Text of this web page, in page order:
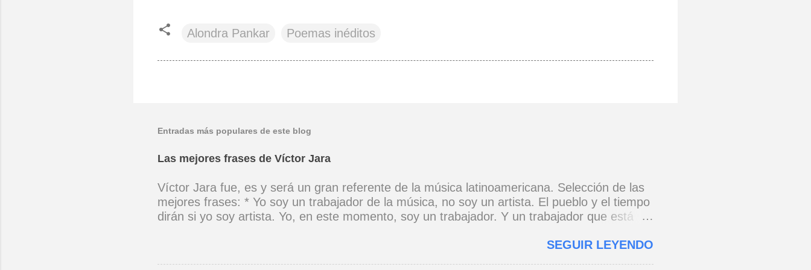
Alondra Pankar Poemas inéditos
Entradas más populares de este blog
Las mejores frases de Víctor Jara
Víctor Jara fue, es y será un gran referente de la música latinoamericana. Selección de las
mejores frases: * Yo soy un trabajador de la música, no soy un artista. El pueblo y el tiempo
dirán si yo soy artista. Yo, en este momento, soy un trabajador. Y un trabajador que está
por cantar ni por tener buena voz, canto porque la guitarra tiene sentido y razón.SEGUIR LEYENDO